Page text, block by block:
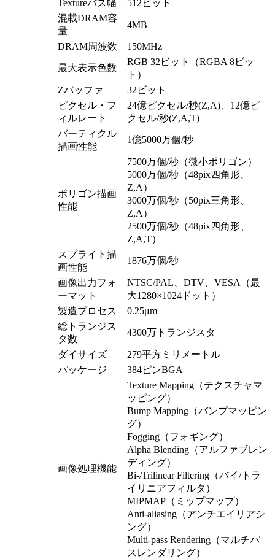
Textureバス幅
512ビット
混載DRAM容
量
4MB
DRAM周波数 150MHz
最大表示色数
RGB 32ビット（RGBA 8ビッ
ト）
Zバッファ
32ビット
ピクセル・フ
ィルレート
24億ピクセル/秒(Z,A)、12億ピ
クセル/秒(Z,A,T)
バーティクル
描画性能
1億5000万個/秒
ポリゴン描画
性能
7500万個/秒（微小ポリゴン）
5000万個/秒（48pix四角形、
Z,A）
3000万個/秒（50pix三角形、
Z,A）
2500万個/秒（48pix四角形、
Z,A,T）
スプライト描
画性能
1876万個/秒
画像出力フォ
ーマット
NTSC/PAL、DTV、VESA（最
大1280×1024ドット）
製造プロセス
0.25μm
総トランジス
タ数
4300万トランジスタ
ダイサイズ
279平方ミリメートル
パッケージ
384ピンBGA
画像処理機能
Texture Mapping（テクスチャマ
ッピング）
Bump Mapping（バンプマッピン
グ）
Fogging（フォギング）
Alpha Blending（アルファブレン
ディング）
Bi-/Trilinear Filtering（バイ/トラ
イリニアフィルタ）
MIPMAP（ミップマップ）
Anti-aliasing（アンチエイリアシ
ング）
Multi-pass Rendering（マルチパ
スレンダリング）